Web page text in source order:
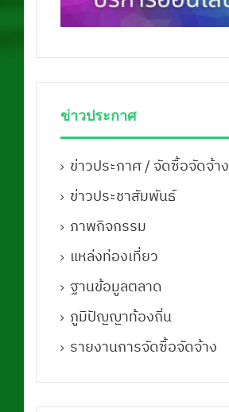
ข่าวประกาศ
ข่าวประกาศ / จัดซื้อจัดจ้าง
ข่าวประชาสัมพันธ์
ภาพกิจกรรม
แหล่งท่องเที่ยว
ฐานข้อมูลตลาด
ภูมิปัญญาท้องถิ่น
รายงานการจัดซื้อจัดจ้าง